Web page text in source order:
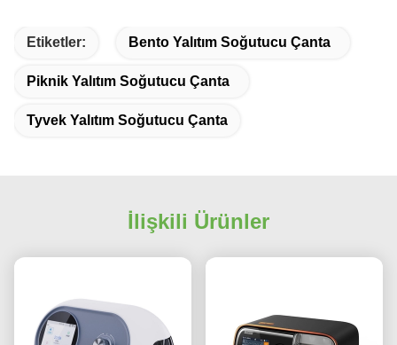
Etiketler: Bento Yalıtım Soğutucu Çanta
Piknik Yalıtım Soğutucu Çanta
Tyvek Yalıtım Soğutucu Çanta
İlişkili Ürünler